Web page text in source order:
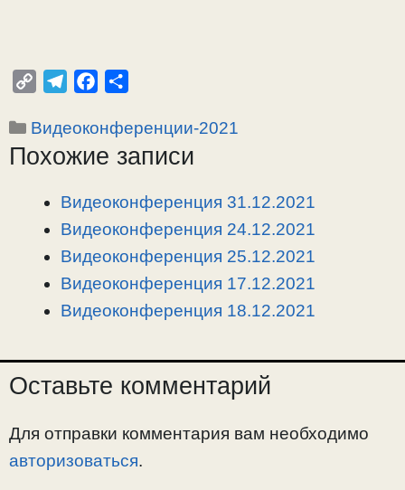
p
y
l
e
r
a
c
e
o
п
р
в
Рубрики
Видеоконференции-2021
Похожие записи
Видеоконференция 31.12.2021
Видеоконференция 24.12.2021
Видеоконференция 25.12.2021
Видеоконференция 17.12.2021
Видеоконференция 18.12.2021
Оставьте комментарий
Для отправки комментария вам необходимо
авторизоваться.